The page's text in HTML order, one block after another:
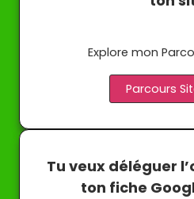
Explore mon
Parcours
Tu veux déléguer
ton fiche